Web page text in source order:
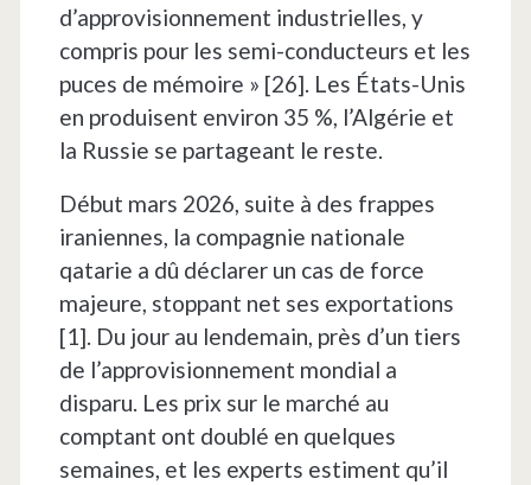
d’approvisionnement industrielles, y
compris pour les semi-conducteurs et les
puces de mémoire » [26]. Les États-Unis
en produisent environ 35 %, l’Algérie et
la Russie se partageant le reste.
Début mars 2026, suite à des frappes
iraniennes, la compagnie nationale
qatarie a dû déclarer un cas de force
majeure, stoppant net ses exportations
[1]. Du jour au lendemain, près d’un tiers
de l’approvisionnement mondial a
disparu. Les prix sur le marché au
comptant ont doublé en quelques
semaines, et les experts estiment qu’il